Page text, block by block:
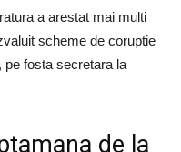
a arestat mai multi
scheme de coruptie
pe fosta secretara la
de la